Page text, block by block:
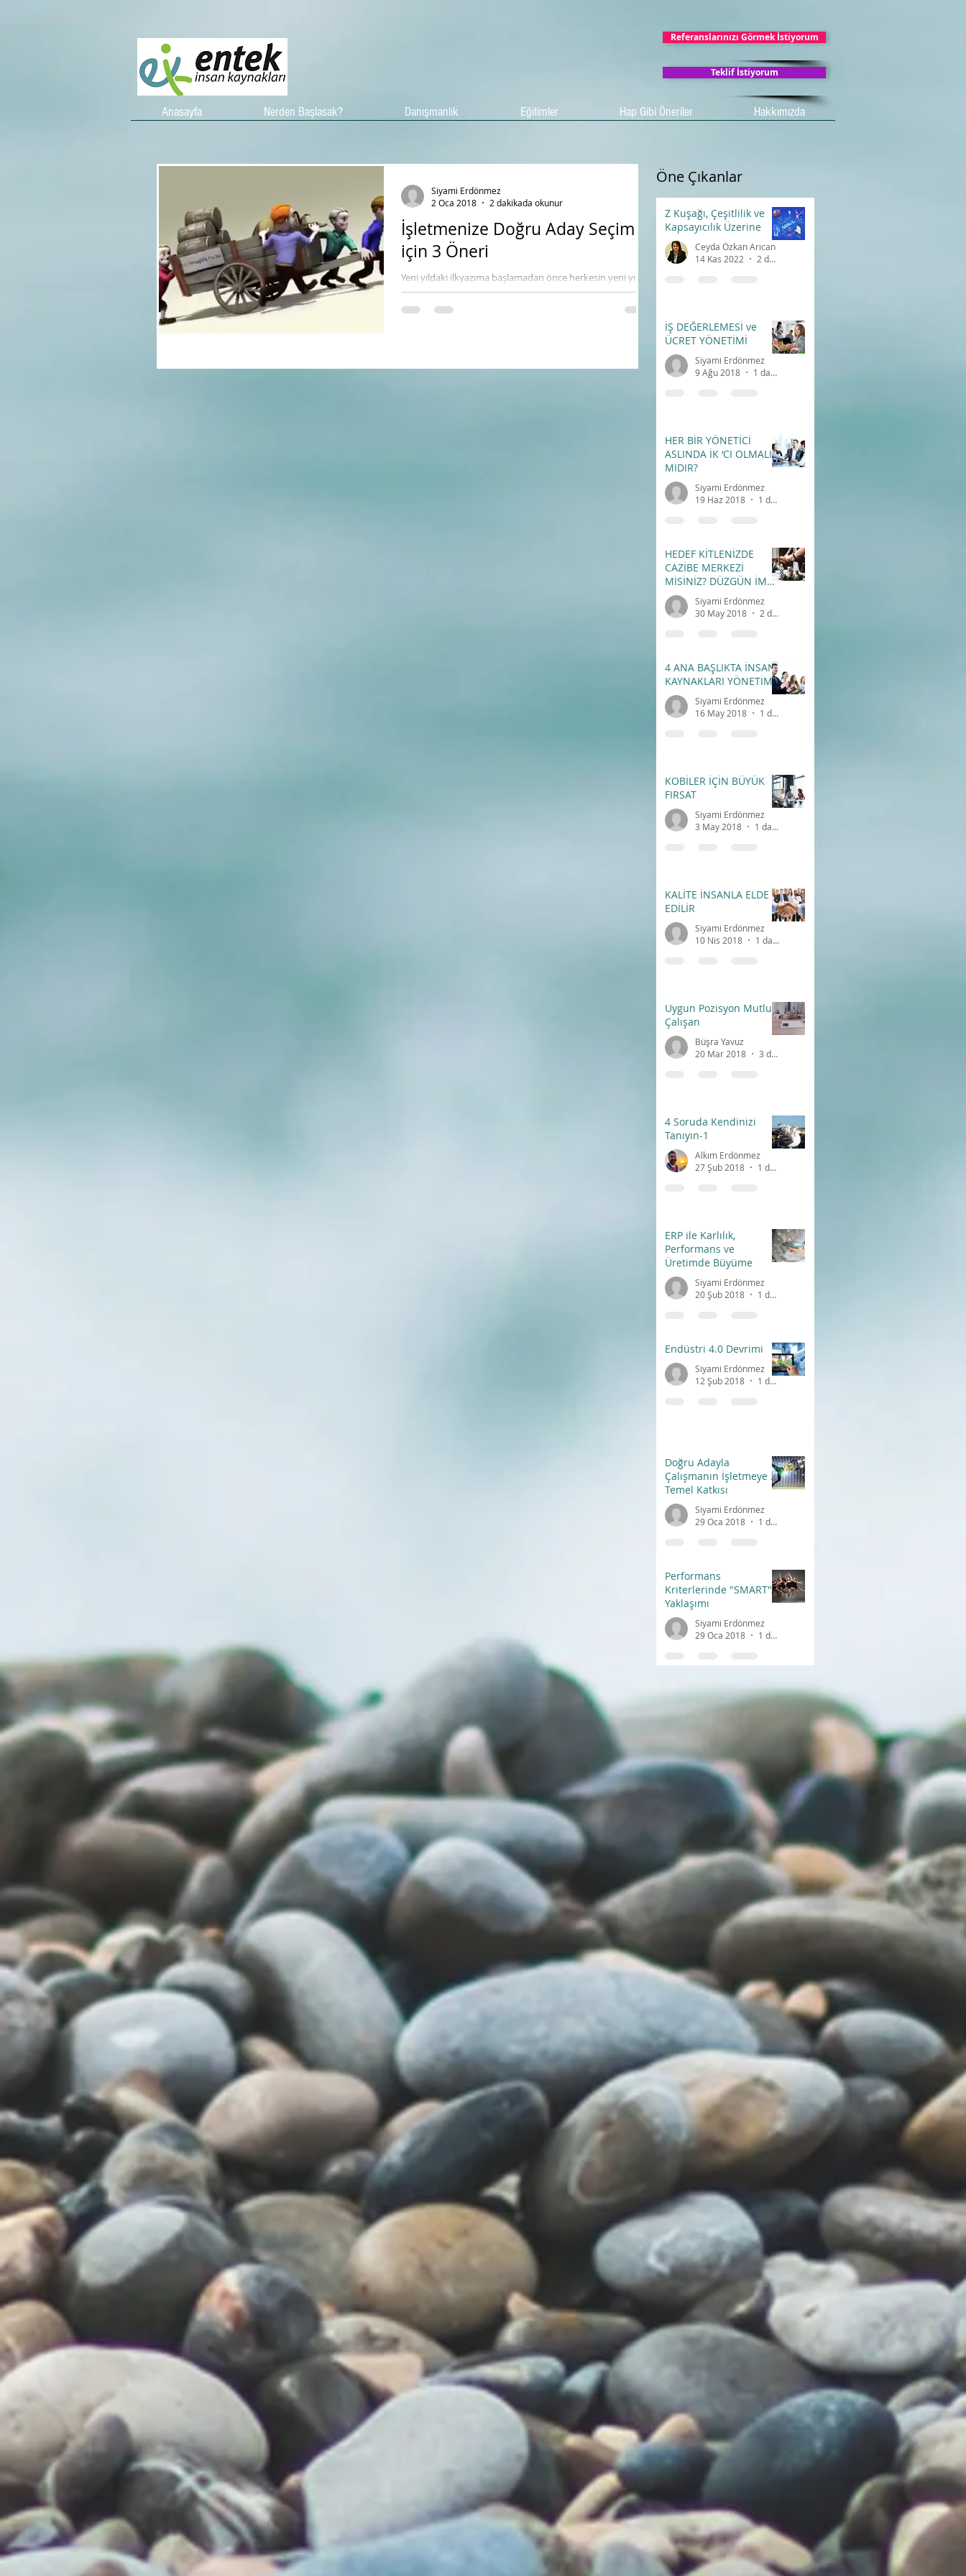
Referanslarınızı Görmek İstiyorum
Teklif İstiyorum
Anasayfa Nerden Başlasak? Danışmanlık Eğitimler Hap Gibi Öneriler Hakkımızda
İşletmenize Doğru Aday Seçimi
için 3 Öneri
Yeni yıldaki ilkyazıma başlamadan önce herkesin yeni yılını
en içten dileklerimle kutlarım. Bugüne kadar genelde işe
alımlarda, işten...
Siyami Erdönmez
2 Oca 2018
2 dakikada okunur
Öne Çıkanlar
Z Kuşağı, Çeşitlilik ve
Kapsayıcılık Üzerine
Ceyda Özkan Arıcan
14 Kas 2022
2 dakikada okunur
İŞ DEĞERLEMESİ ve
ÜCRET YÖNETİMİ
Siyami Erdönmez
9 Ağu 2018
1 dakikada okunur
HER BİR YÖNETİCİ
ASLINDA İK ‘CI OLMALI
MIDIR?
Siyami Erdönmez
19 Haz 2018
1 dakikada okunur
HEDEF KİTLENİZDE
CAZİBE MERKEZİ
MİSİNİZ? DÜZGÜN İMAJ
– DOĞRU İLETİŞİM
Siyami Erdönmez
30 May 2018
2 dakikada okunur
4 ANA BAŞLIKTA İNSAN
KAYNAKLARI YÖNETİMİ
Siyami Erdönmez
16 May 2018
1 dakikada okunur
KOBİLER İÇİN BÜYÜK
FIRSAT
Siyami Erdönmez
3 May 2018
1 dakikada okunur
KALİTE İNSANLA ELDE
EDİLİR
Siyami Erdönmez
10 Nis 2018
1 dakikada okunur
Uygun Pozisyon Mutlu
Çalışan
Büşra Yavuz
20 Mar 2018
3 dakikada okunur
4 Soruda Kendinizi
Tanıyın-1
Alkım Erdönmez
27 Şub 2018
1 dakikada okunur
ERP ile Karlılık,
Performans ve
Üretimde Büyüme
Siyami Erdönmez
20 Şub 2018
1 dakikada okunur
Endüstri 4.0 Devrimi
Siyami Erdönmez
12 Şub 2018
1 dakikada okunur
Doğru Adayla
Çalışmanın İşletmeye 3
Temel Katkısı
Siyami Erdönmez
29 Oca 2018
1 dakikada okunur
Performans
Kriterlerinde "SMART"
Yaklaşımı
Siyami Erdönmez
29 Oca 2018
1 dakikada okunur